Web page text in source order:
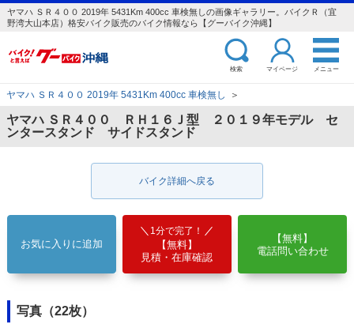
ヤマハ ＳＲ４００ 2019年 5431Km 400cc 車検無しの画像ギャラリー。バイクＲ（宜
野湾大山本店）格安バイク販売のバイク情報なら【グーバイク沖縄】
検索 マイページ メニュー
ヤマハ ＳＲ４００ 2019年 5431Km 400cc 車検無し ＞
ヤマハ ＳＲ４００ ＲＨ１６Ｊ型 ２０１９年モデル セ
ンタースタンド サイドスタンド
バイク詳細へ戻る
お気に入りに追加
1分で完了！
【無料】
見積・在庫確認
【無料】
電話問い合わせ
写真（22枚）